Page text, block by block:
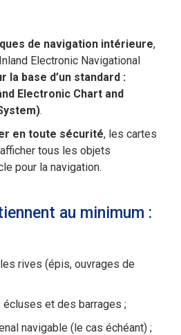
de navigation intérieure,
Electronic Navigational
la base d’un standard :
Electronic Chart and
.
en toute sécurité, les cartes
tous les objets
pour la navigation.
au minimum :
rives (épis, ouvrages de
et des barrages ;
navigable (le cas échéant) ;